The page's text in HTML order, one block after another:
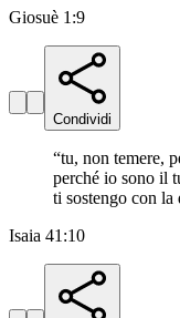
Giosuè 1:9
Condividi
“tu, non temere,
perché io sono il
ti sostengo con la
Isaia 41:10